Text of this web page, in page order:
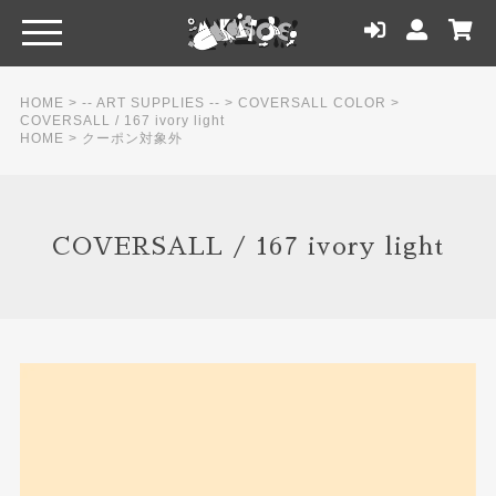
HOME > -- ART SUPPLIES -- > COVERSALL COLOR >
COVERSALL / 167 ivory light
HOME > クーポン対象外
COVERSALL / 167 ivory light